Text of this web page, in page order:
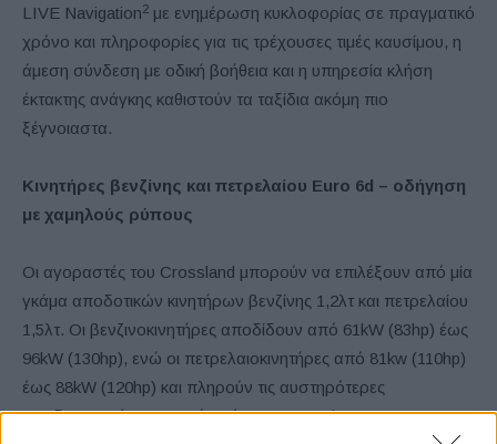
LIVE Navigation2 με ενημέρωση κυκλοφορίας σε πραγματικό
χρόνο και πληροφορίες για τις τρέχουσες τιμές καυσίμου, η
άμεση σύνδεση με οδική βοήθεια και η υπηρεσία κλήση
έκτακτης ανάγκης καθιστούν τα ταξίδια ακόμη πιο
ξέγνοιαστα.
Κινητήρες βενζίνης και πετρελαίου Euro 6d – οδήγηση
με χαμηλούς ρύπους
Οι αγοραστές του Crossland μπορούν να επιλέξουν από μία
γκάμα αποδοτικών κινητήρων βενζίνης 1,2λτ και πετρελαίου
1,5λτ. Οι βενζινοκινητήρες αποδίδουν από 61kW (83hp) έως
96kW (130hp), ενώ οι πετρελαιοκινητήρες από 81kw (110hp)
έως 88kW (120hp) και πληρούν τις αυστηρότερες
προδιαγραφές εκπομπών ρύπων Euro 6d.